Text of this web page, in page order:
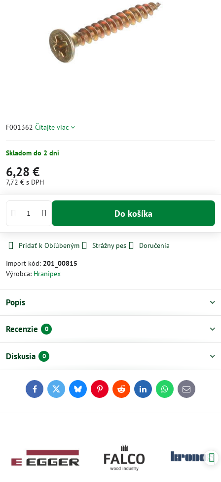
F001362 Čítajte viac
Skladom do 2 dni
6,28 €
7,72 € s DPH
Do košíka
Pridať k Obľúbeným Strážny pes
Doručenia
Import kód: 201_00815
Výrobca: Hranipex
Popis
Recenzie 0
Diskusia 0
FacebookTwitterBlueskyPinterestReddit LinkedInWhatsApp
E-
mail